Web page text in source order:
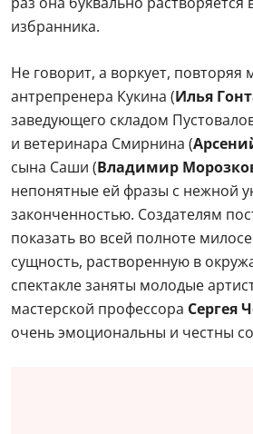
избранника.
Не говорит, а воркует, повторяя
антрепренера Кукина (Илья
заведующего складом
и ветеринара Смирнина (
сына Саши (Владимир
непонятные ей фразы с нежной
законченностью. Создателям
показать во всей полноте
сущность, растворенную в
спектакле заняты молодые
мастерской профессора Сергея
очень эмоциональны и честны